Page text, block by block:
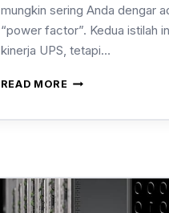
mungkin sering Anda dengar
“power factor”. Kedua istilah
kinerja UPS, tetapi…
READ MORE